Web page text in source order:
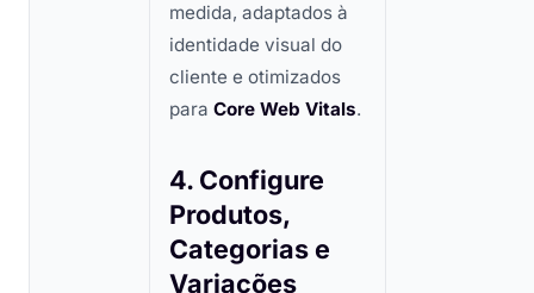
medida, adaptados à
identidade visual do
cliente e otimizados
para Core Web Vitals.
4. Configure
Produtos,
Categorias e
Variações